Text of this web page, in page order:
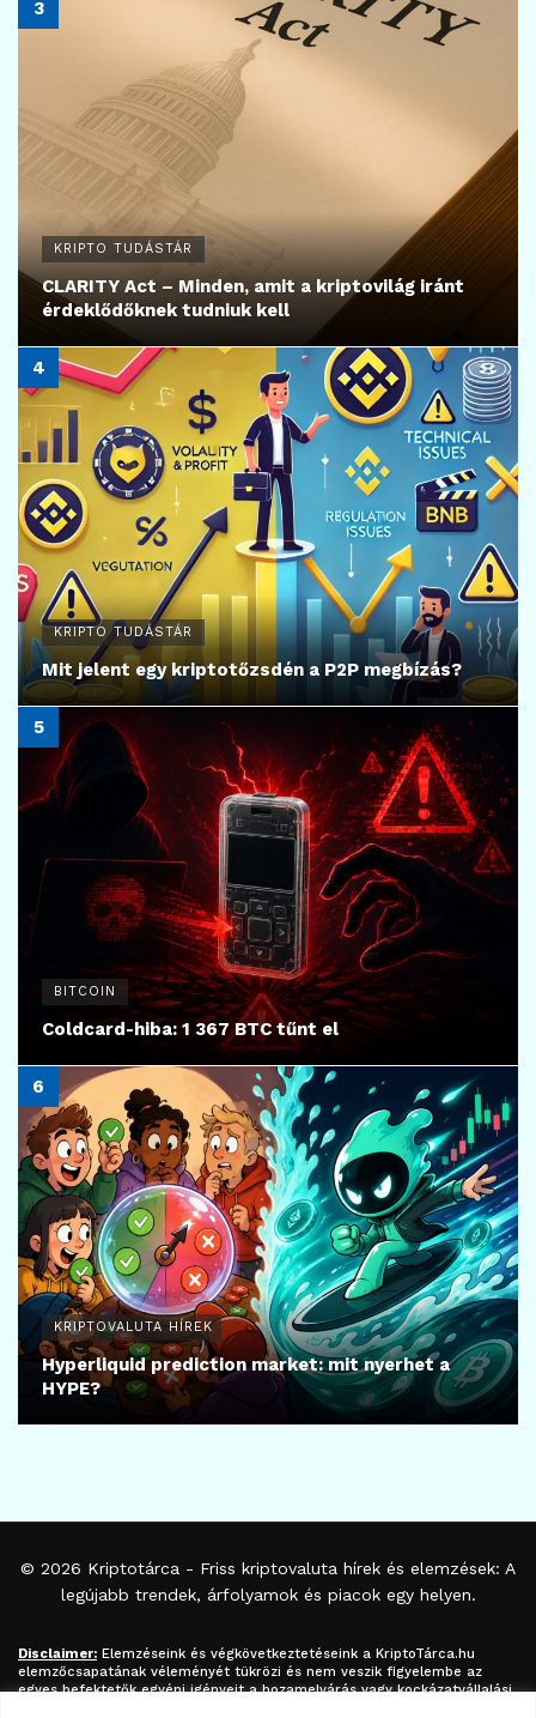
KRIPTO TUDÁSTÁR
CLARITY Act – Minden, amit a kriptovilág iránt
érdeklődőknek tudniuk kell
KRIPTO TUDÁSTÁR
Mit jelent egy kriptotőzsdén a P2P megbízás?
BITCOIN
Coldcard-hiba: 1 367 BTC tűnt el
KRIPTOVALUTA HÍREK
Hyperliquid prediction market: mit nyerhet a
HYPE?
© 2026 Kriptotárca - Friss kriptovaluta hírek és elemzések: A
legújabb trendek, árfolyamok és piacok egy helyen.
Disclaimer: Elemzéseink és végkövetkeztetéseink a KriptoTárca.hu
elemzőcsapatának véleményét tükrözi és nem veszik figyelembe az
egyes befektetők egyéni igényeit a hozamelvárás vagy kockázatvállalási